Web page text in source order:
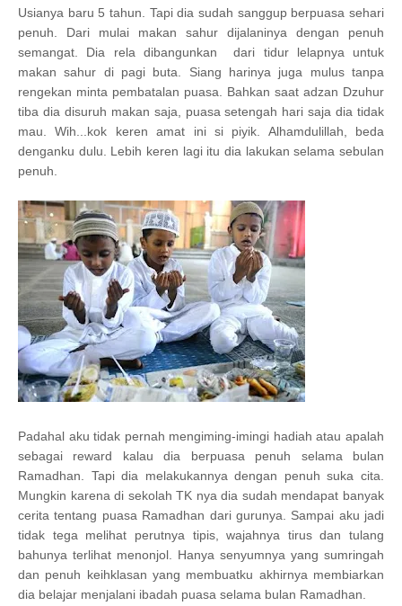
Usianya baru 5 tahun. Tapi dia sudah sanggup berpuasa sehari
penuh. Dari mulai makan sahur dijalaninya dengan penuh
semangat. Dia rela dibangunkan dari tidur lelapnya untuk
makan sahur di pagi buta. Siang harinya juga mulus tanpa
rengekan minta pembatalan puasa. Bahkan saat adzan Dzuhur
tiba dia disuruh makan saja, puasa setengah hari saja dia tidak
mau. Wih...kok keren amat ini si piyik. Alhamdulillah, beda
denganku dulu. Lebih keren lagi itu dia lakukan selama sebulan
penuh.
Padahal aku tidak pernah mengiming-imingi hadiah atau apalah
sebagai reward kalau dia berpuasa penuh selama bulan
Ramadhan. Tapi dia melakukannya dengan penuh suka cita.
Mungkin karena di sekolah TK nya dia sudah mendapat banyak
cerita tentang puasa Ramadhan dari gurunya. Sampai aku jadi
tidak tega melihat perutnya tipis, wajahnya tirus dan tulang
bahunya terlihat menonjol. Hanya senyumnya yang sumringah
dan penuh keihklasan yang membuatku akhirnya membiarkan
dia belajar menjalani ibadah puasa selama bulan Ramadhan.